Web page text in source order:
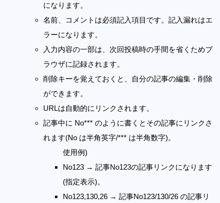
になります。
名前、コメントは必須記入項目です。記入漏れはエ
ラーになります。
入力内容の一部は、次回投稿時の手間を省くためブ
ラウザに記録されます。
削除キーを覚えておくと、自分の記事の編集・削除
ができます。
URLは自動的にリンクされます。
記事中に No*** のように書くとその記事にリンクさ
れます(No は半角英字/*** は半角数字)。
使用例)
No123 → 記事No123の記事リンクになります
(指定表示)。
No123,130,26 → 記事No123/130/26 の記事リ